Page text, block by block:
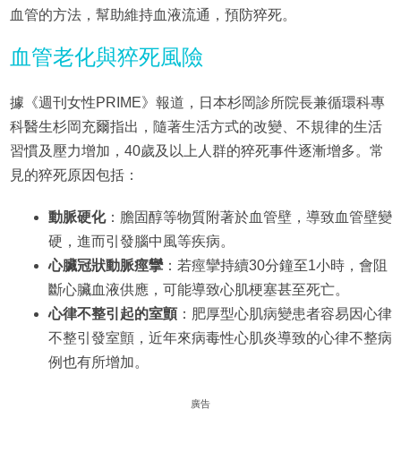
血管的方法，幫助維持血液流通，預防猝死。
血管老化與猝死風險
據《週刊女性PRIME》報道，日本杉岡診所院長兼循環科專
科醫生杉岡充爾指出，隨著生活方式的改變、不規律的生活
習慣及壓力增加，40歲及以上人群的猝死事件逐漸增多。常
見的猝死原因包括：
動脈硬化：膽固醇等物質附著於血管壁，導致血管壁變
硬，進而引發腦中風等疾病。
心臟冠狀動脈痙攣：若痙攣持續30分鐘至1小時，會阻
斷心臟血液供應，可能導致心肌梗塞甚至死亡。
心律不整引起的室顫：肥厚型心肌病變患者容易因心律
不整引發室顫，近年來病毒性心肌炎導致的心律不整病
例也有所增加。
廣告